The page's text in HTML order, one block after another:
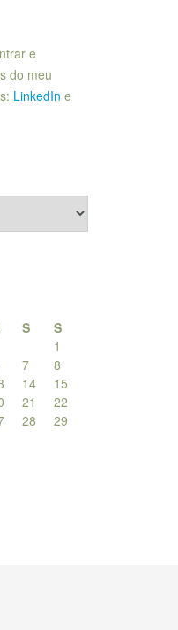
e
do meu
LinkedIn e
S
S
1
7
8
14
15
21
22
28
29